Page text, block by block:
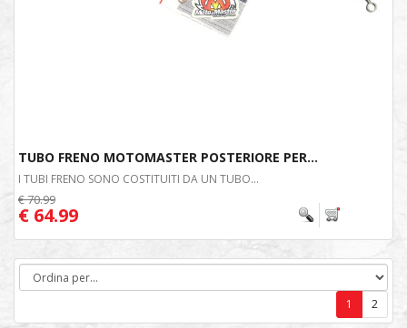
TUBO FRENO MOTOMASTER POSTERIORE PER...
I TUBI FRENO SONO COSTITUITI DA UN TUBO...
€ 70.99
€ 64.99
1 2